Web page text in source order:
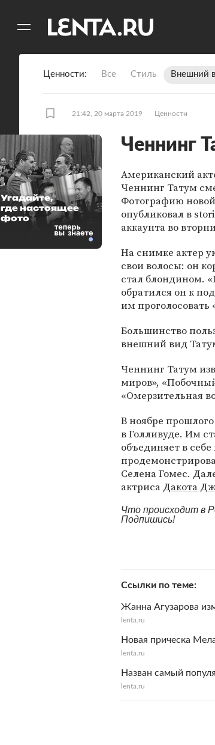
Ценности Все Стиль Внешний
21:42, 20 марта 2019 Ценности
Ченнинг
Американский
Ченнинг Татум
Фотографию
опубликовал в
аккаунта во
На снимке актер
свои волосы: он
стал блондином.
обратился он к
им проголосовать
Большинство
внешний вид
Ченнинг Татум
миров»,
«Омерзительная
В ноябре
в Голливуде. Им
объединяет в
Селена Гомес.
актриса Дакота
Что происходит в
Подпишись!
Ссылки по теме
Жанна Агузарова
lenta.ru
Новая прическа
lenta.ru
Назван самый
lenta.ru
Угадайте,
где настоящее
фото